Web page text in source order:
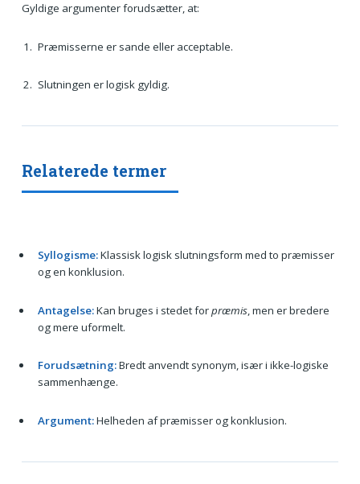
Gyldige argumenter forudsætter, at:
Præmisserne er sande eller acceptable.
Slutningen er logisk gyldig.
Relaterede termer
Syllogisme:Klassisk logisk slutningsform med to præmisser
og en konklusion.
Antagelse:Kan bruges i stedet forpræmis, men er bredere
og mere uformelt.
Forudsætning:Bredt anvendt synonym, især i ikke-logiske
sammenhænge.
Argument:Helheden af præmisser og konklusion.